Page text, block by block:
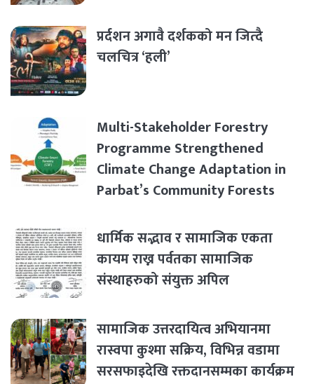
प्रर्दशन अगावै दर्शकको मन जित्दै
चलचित्र ‘हली’
Multi-Stakeholder Forestry
Programme Strengthened
Climate Change Adaptation in
Parbat’s Community Forests
धार्मिक सद्भाव र सामाजिक एकता
कायम राख्न पर्वतका सामाजिक
संस्थाहरुको संयुक्त अपिल
सामाजिक उत्तरदायित्व अभियानमा
रास्वपा कुश्मा सक्रिय, विभिन्न वडामा
सरसफाइदेखि रक्तदानसम्मका कार्यक्रम